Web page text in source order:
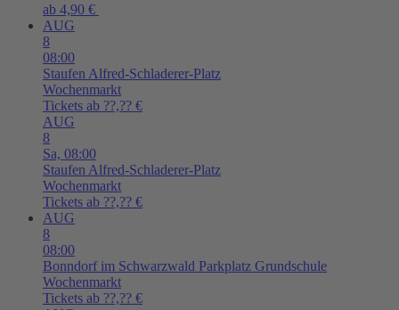
ab 4,90 €
AUG
8
08:00
Staufen Alfred-Schladerer-Platz
Wochenmarkt
Tickets ab ??,?? €
AUG
8
Sa, 08:00
Staufen Alfred-Schladerer-Platz
Wochenmarkt
Tickets ab ??,?? €
AUG
8
08:00
Bonndorf im Schwarzwald Parkplatz Grundschule
Wochenmarkt
Tickets ab ??,?? €